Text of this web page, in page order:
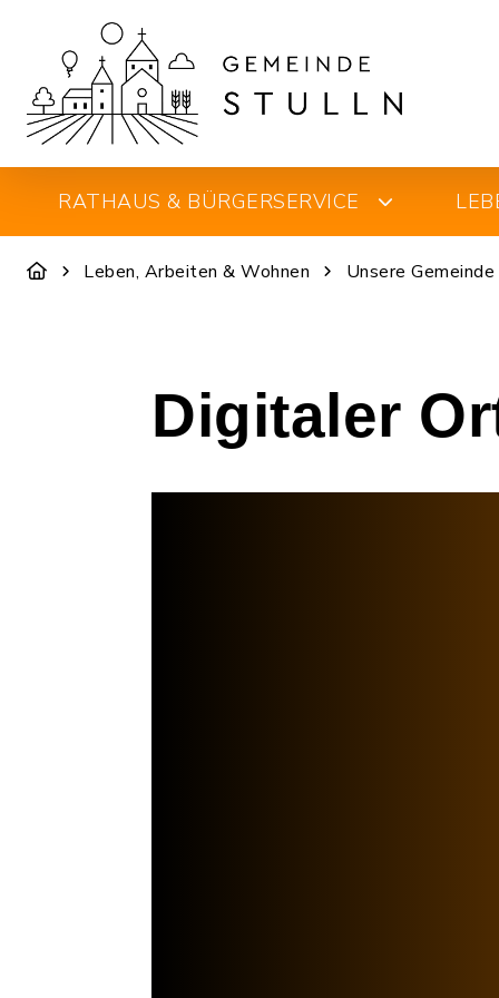
RATHAUS & BÜRGERSERVICE
Leben, Arbeiten & Wohnen Unsere Gemeinde
Digitaler